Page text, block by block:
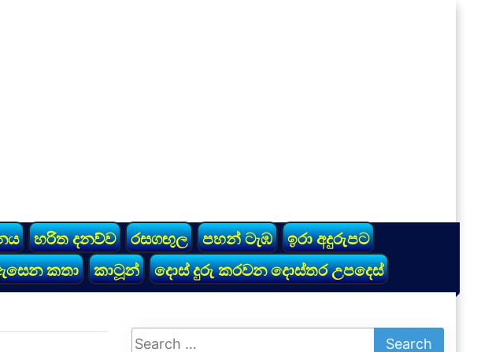
හරිත දනව්ව රසගඟුල පහන් ටැඹ
ඉරා අදුරුපට
කතා කාටූන් දොස් දුරු කරවන දොස්තර උපදෙස්